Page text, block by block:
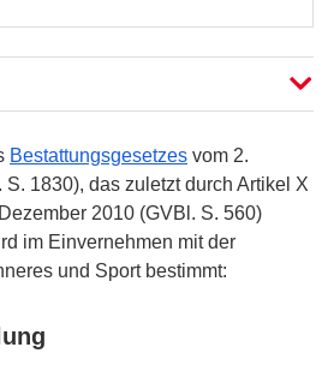
Bestattungsgesetzes vom 2.
1830), das zuletzt durch Artikel X
2010 (GVBl. S. 560)
im Einvernehmen mit der
und Sport bestimmt: